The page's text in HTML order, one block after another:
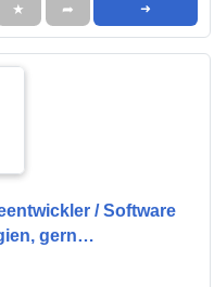
★ ➦ ➜
/ Software
gern